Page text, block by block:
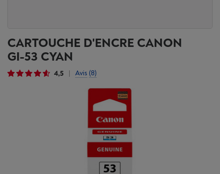
CARTOUCHE D'ENCRE CANON
GI-53 CYAN
4,5 Avis (8)